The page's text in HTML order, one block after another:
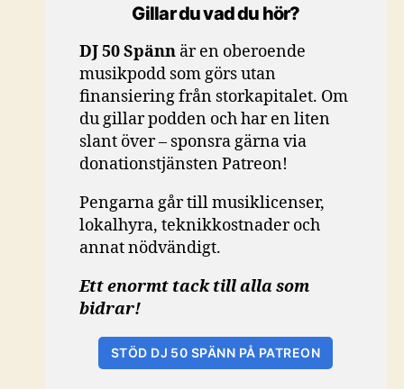
Gillar du vad du hör?
DJ 50 Spänn är en oberoende
musikpodd som görs utan
finansiering från storkapitalet. Om
du gillar podden och har en liten
slant över – sponsra gärna via
donationstjänsten Patreon!
Pengarna går till musiklicenser,
lokalhyra, teknikkostnader och
annat nödvändigt.
Ett enormt tack till alla som
bidrar!
STÖD DJ 50 SPÄNN PÅ PATREON